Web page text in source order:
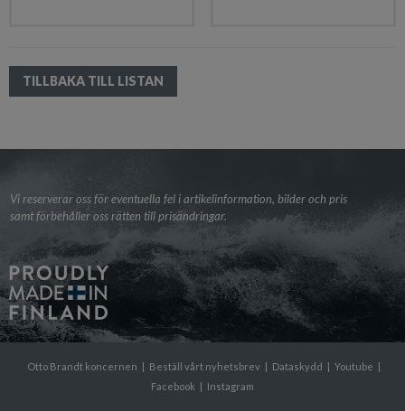
TILLBAKA TILL LISTAN
Vi reserverar oss för eventuella fel i artikelinformation, bilder och pris
samt förbehåller oss rätten till prisändringar.
Otto Brandt koncernen | Beställ vårt nyhetsbrev | Dataskydd | Youtube |
Facebook | Instagram